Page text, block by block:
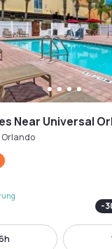
Near Universal
-